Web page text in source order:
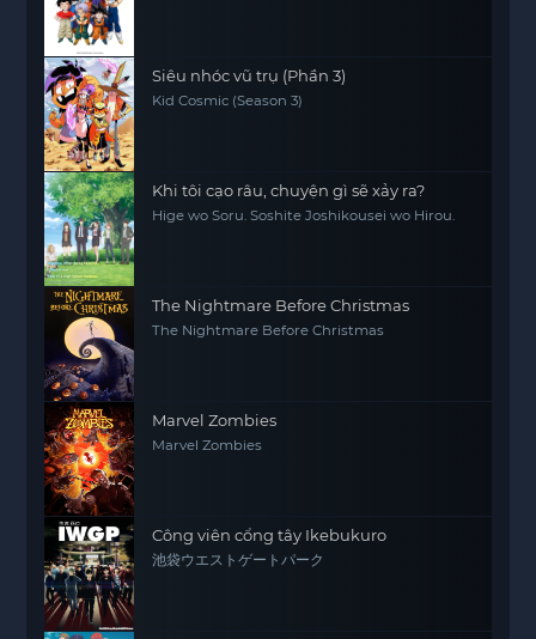
Siêu nhóc vũ trụ (Phần 3)
Kid Cosmic (Season 3)
Khi tôi cạo râu, chuyện gì sẽ xảy ra?
Hige wo Soru. Soshite Joshikousei wo Hirou.
The Nightmare Before Christmas
The Nightmare Before Christmas
Marvel Zombies
Marvel Zombies
Công viên cổng tây Ikebukuro
池袋ウエストゲートパーク